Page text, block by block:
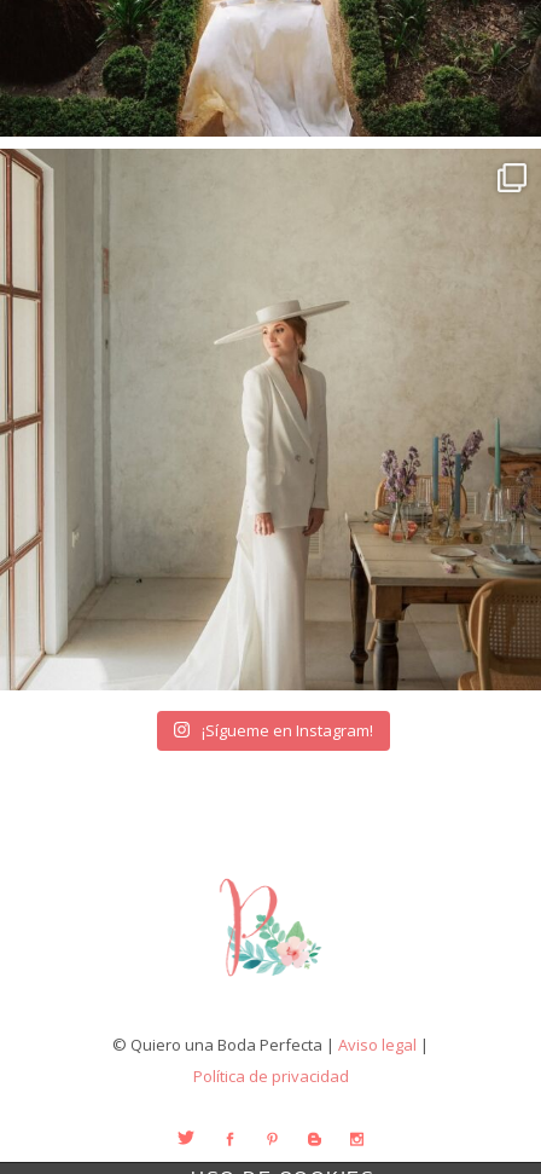
¡Sígueme en Instagram!
© Quiero una Boda Perfecta | Aviso legal |
Política de privacidad